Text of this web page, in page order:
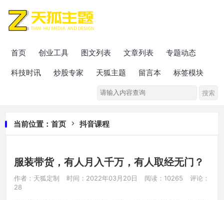
首页 创业工具 图文列表 文章列表 专题动态
科技时讯 炒股专家 天狐主题 留言本 标签模块
当前位置： 首页 抖音课程
服装带货，有人月入千万，有人取经无门？
作者：天狐定制 时间：2022年03月20日 阅读：10265
评论：
28